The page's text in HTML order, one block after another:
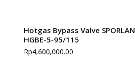
Hotgas Bypass Valve SPORLAN
HGBE-5-95/115
Rp4,600,000.00